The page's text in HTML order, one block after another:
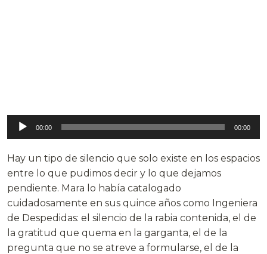
Reproductor
de
00:00 00:00
Hay un tipo de silencio que solo existe en los espacios
entre lo que pudimos decir y lo que dejamos
pendiente. Mara lo había catalogado
cuidadosamente en sus quince años como Ingeniera
de Despedidas: el silencio de la rabia contenida, el de
la gratitud que quema en la garganta, el de la
pregunta que no se atreve a formularse, el de la